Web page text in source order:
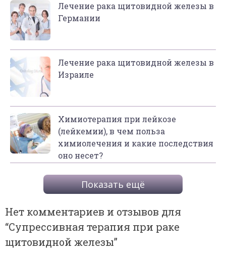
Лечение рака щитовидной железы в
Германии
Лечение рака щитовидной железы в
Израиле
Химиотерапия при лейкозе
(лейкемии), в чем польза
химиолечения и какие последствия
оно несет?
Показать ещё
Нет комментариев и отзывов для
“Супрессивная терапия при раке
щитовидной железы”